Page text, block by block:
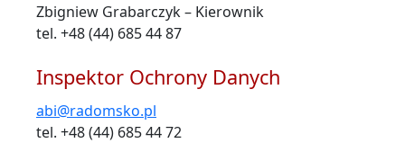
Zbigniew Grabarczyk – Kierownik
tel. +48 (44) 685 44 87
Inspektor Ochrony Danych
abi@radomsko.pl
tel. +48 (44) 685 44 72